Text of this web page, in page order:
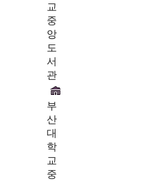
교
중
앙
도
서
관
부
산
대
학
교
중